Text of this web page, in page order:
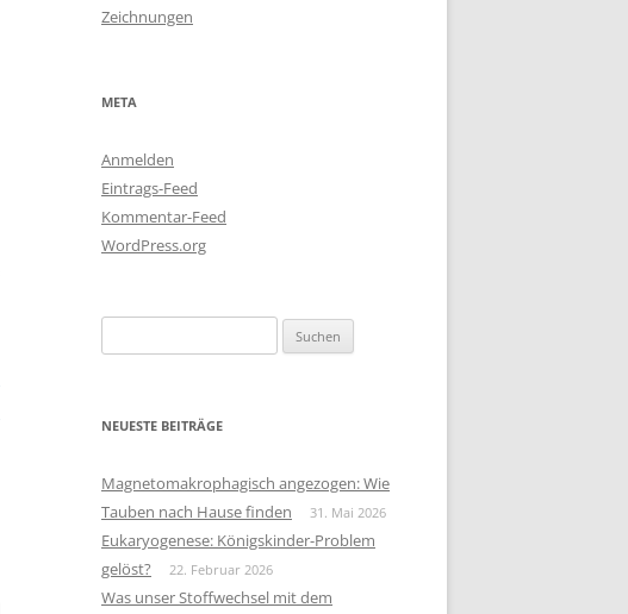
Zeichnungen
META
Anmelden
Eintrags-Feed
Kommentar-Feed
WordPress.org
nach:
NEUESTE BEITRÄGE
Magnetomakrophagisch angezogen: Wie
Tauben nach Hause finden
31. Mai 2026
Eukaryogenese: Königskinder-Problem
gelöst?
22. Februar 2026
Was unser Stoffwechsel mit dem